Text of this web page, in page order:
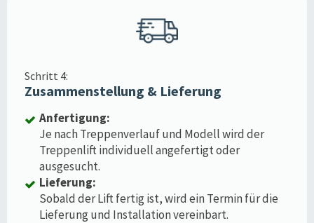
Schritt 4:
Zusammenstellung & Lieferung
Anfertigung:
Je nach Treppenverlauf und Modell wird der
Treppenlift individuell angefertigt oder
ausgesucht.
Lieferung:
Sobald der Lift fertig ist, wird ein Termin für die
Lieferung und Installation vereinbart.